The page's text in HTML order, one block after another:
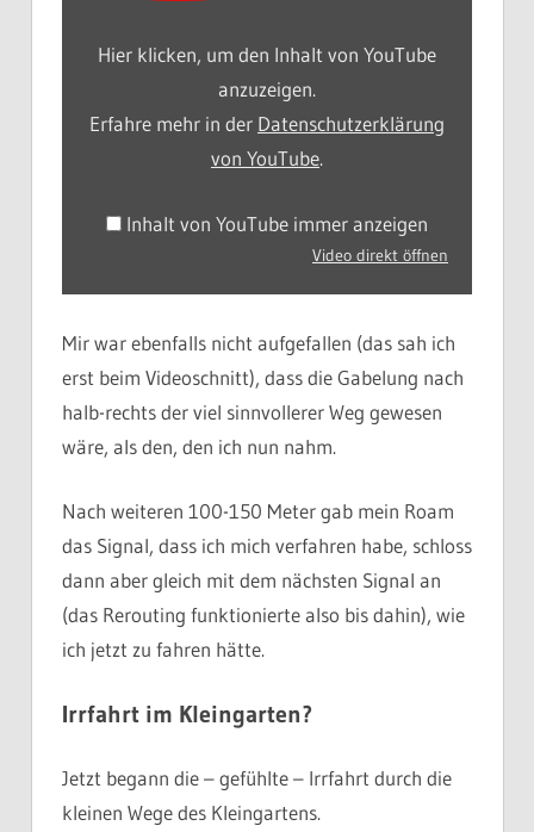
Hier klicken, um den Inhalt von YouTube
anzuzeigen.
Erfahre mehr in der Datenschutzerklärung
von YouTube.
Inhalt von YouTube immer anzeigen
Video direkt öffnen
Mir war ebenfalls nicht aufgefallen (das sah ich
erst beim Videoschnitt), dass die Gabelung nach
halb-rechts der viel sinnvollerer Weg gewesen
wäre, als den, den ich nun nahm.
Nach weiteren 100-150 Meter gab mein Roam
das Signal, dass ich mich verfahren habe, schloss
dann aber gleich mit dem nächsten Signal an
(das Rerouting funktionierte also bis dahin), wie
ich jetzt zu fahren hätte.
Irrfahrt im Kleingarten?
Jetzt begann die – gefühlte – Irrfahrt durch die
kleinen Wege des Kleingartens.